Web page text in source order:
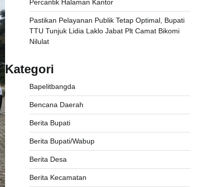
Percantik Halaman Kantor
Pastikan Pelayanan Publik Tetap Optimal, Bupati
TTU Tunjuk Lidia Laklo Jabat Plt Camat Bikomi
Nilulat
Kategori
Bapelitbangda
Bencana Daerah
Berita Bupati
Berita Bupati/Wabup
Berita Desa
Berita Kecamatan